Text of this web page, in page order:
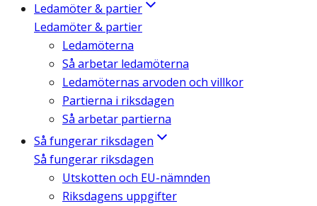
Ledamöter & partier
Ledamöter & partier
Ledamöterna
Så arbetar ledamöterna
Ledamöternas arvoden och villkor
Partierna i riksdagen
Så arbetar partierna
Så fungerar riksdagen
Så fungerar riksdagen
Utskotten och EU-nämnden
Riksdagens uppgifter